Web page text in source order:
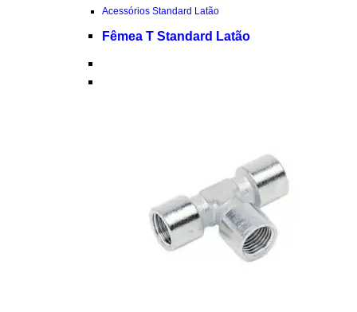
Acessórios Standard Latão
Fêmea T Standard Latão